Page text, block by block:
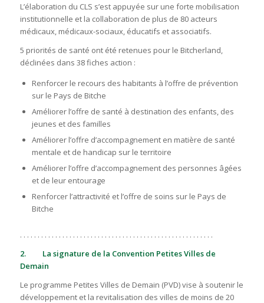
L’élaboration du CLS s’est appuyée sur une forte mobilisation
institutionnelle et la collaboration de plus de 80 acteurs
médicaux, médicaux-sociaux, éducatifs et associatifs.
5 priorités de santé ont été retenues pour le Bitcherland,
déclinées dans 38 fiches action :
Renforcer le recours des habitants à l’offre de prévention
sur le Pays de Bitche
Améliorer l’offre de santé à destination des enfants, des
jeunes et des familles
Améliorer l’offre d’accompagnement en matière de santé
mentale et de handicap sur le territoire
Améliorer l’offre d’accompagnement des personnes âgées
et de leur entourage
Renforcer l’attractivité et l’offre de soins sur le Pays de
Bitche
. . . . . . . . . . . . . . . . . . . . . . . . . . . . . . . . . . . . . . . . . . . . . . . . . . . . . . .
2. La signature de la Convention Petites Villes de
Demain
Le programme Petites Villes de Demain (PVD) vise à soutenir le
développement et la revitalisation des villes de moins de 20